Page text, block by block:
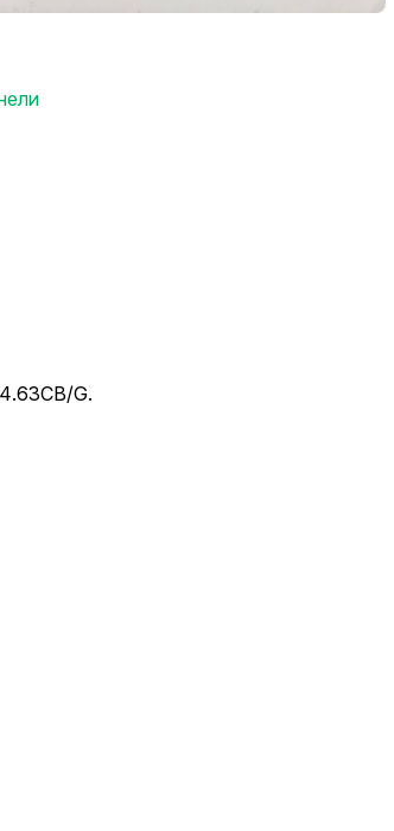
G.
закаленное стекло, мощность: 9100